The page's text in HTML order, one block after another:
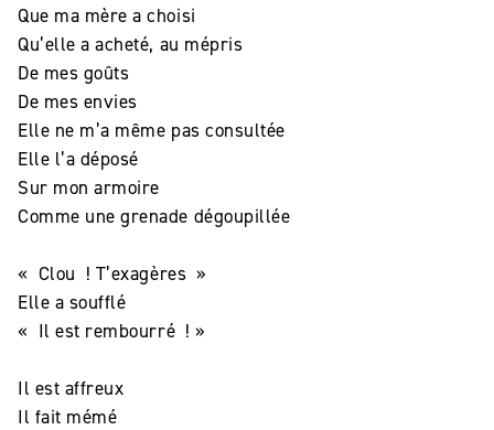
Que ma mère a choisi
Qu’elle a acheté, au mépris
De mes goûts
De mes envies
Elle ne m’a même pas consultée
Elle l’a déposé
Sur mon armoire
Comme une grenade dégoupillée
« Clou ! T’exagères »
Elle a soufflé
« Il est rembourré ! »
Il est affreux
Il fait mémé